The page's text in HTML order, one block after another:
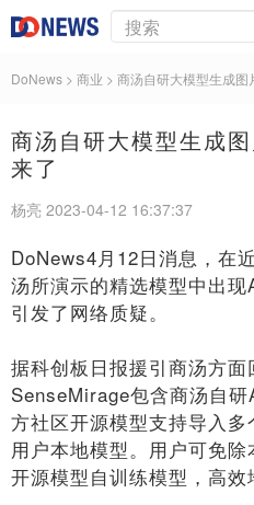
DoNews > 商业 > 商汤自研大模型生成图
商汤自研大模型生成
来了
杨亮 2023-04-12 16:37:37
DoNews4月12日消息，在
汤所演示的精选模型中出
引发了网络质疑。
据科创板日报援引商汤方面
SenseMirage包含商汤自
方社区开源模型支持导入
用户本地模型。用户可免
开源模型自训练模型，高